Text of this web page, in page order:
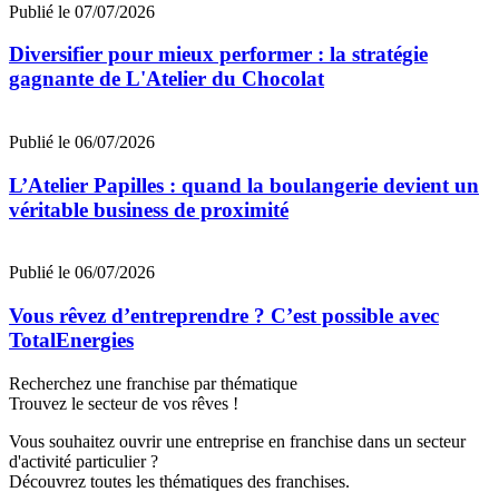
Publié le 07/07/2026
Diversifier pour mieux performer : la stratégie
gagnante de L'Atelier du Chocolat
Publié le 06/07/2026
L’Atelier Papilles : quand la boulangerie devient un
véritable business de proximité
Publié le 06/07/2026
Vous rêvez d’entreprendre ? C’est possible avec
TotalEnergies
Recherchez une franchise par thématique
Trouvez le secteur de vos rêves !
Vous souhaitez ouvrir une entreprise en franchise dans un secteur
d'activité particulier ?
Découvrez toutes les thématiques des franchises.